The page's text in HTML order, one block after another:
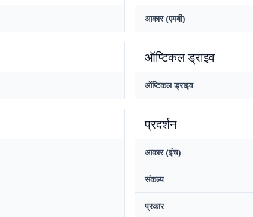
आकार (एमबी)
ऑप्टिकल ड्राइव
ऑप्टिकल ड्राइव
प्रदर्शन
आकार (इंच)
संकल्प
प्रकार